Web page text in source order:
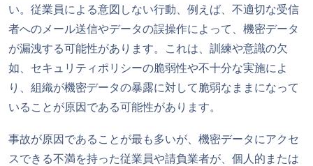
い。従業員による意図しない行動、例えば、不適切な受信
者へのメール送信やデータの誤操作によって、機密データ
が漏洩する可能性があります。これは、訓練や意識の欠
如、セキュリティポリシーの脆弱性や不十分な実施によ
り、組織が機密データの暴露に対して脆弱なままになって
いることが原因である可能性があります。
事故が原因であることが最も多いが、機密データにアクセ
スできる不満を持った従業員や請負業者が、個人的または